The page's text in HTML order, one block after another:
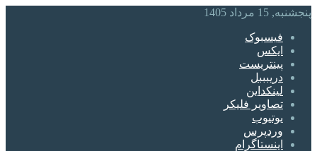
پنجشنبه, 15 مرداد 1405
فیسبوک
ایکس
پینتریست
دریبببل
لینکداین
تصاویر فلیکر
یوتیوب
وردپرس
اینستاگرام